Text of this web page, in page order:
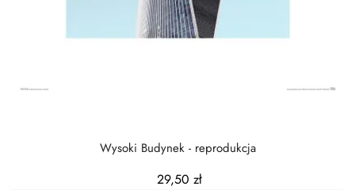
Wysoki Budynek - reprodukcja
29,50 zł